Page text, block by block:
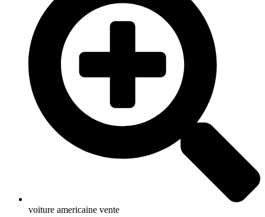
voiture americaine vente